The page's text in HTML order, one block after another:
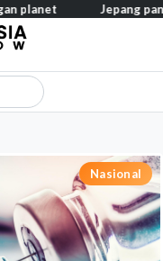
Nasional
Jepang pangkas